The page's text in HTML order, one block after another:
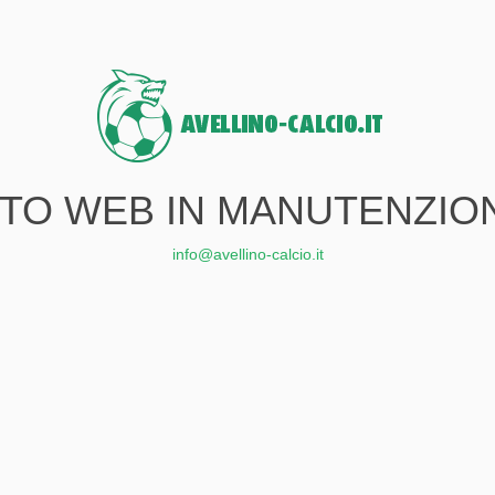
WEB IN
info@avellino-calcio.it